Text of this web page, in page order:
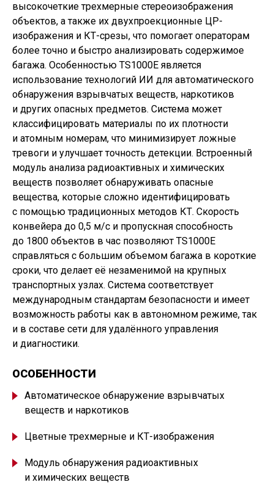
высокочеткие трехмерные стереоизображения
объектов, а также их двухпроекционные ЦР-
изображения и КТ-срезы, что помогает операторам
более точно и быстро анализировать содержимое
багажа. Особенностью TS1000E является
использование технологий ИИ для автоматического
обнаружения взрывчатых веществ, наркотиков
и других опасных предметов. Система может
классифицировать материалы по их плотности
и атомным номерам, что минимизирует ложные
тревоги и улучшает точность детекции. Встроенный
модуль анализа радиоактивных и химических
веществ позволяет обнаруживать опасные
вещества, которые сложно идентифицировать
с помощью традиционных методов КТ. Скорость
конвейера до 0,5 м/с и пропускная способность
до 1800 объектов в час позволяют TS1000E
справляться с большим объемом багажа в короткие
сроки, что делает её незаменимой на крупных
транспортных узлах. Система соответствует
международным стандартам безопасности и имеет
возможность работы как в автономном режиме, так
и в составе сети для удалённого управления
и диагностики.
ОСОБЕННОСТИ
Автоматическое обнаружение взрывчатых
веществ и наркотиков
Цветные трехмерные и КТ-изображения
Модуль обнаружения радиоактивных
и химических веществ